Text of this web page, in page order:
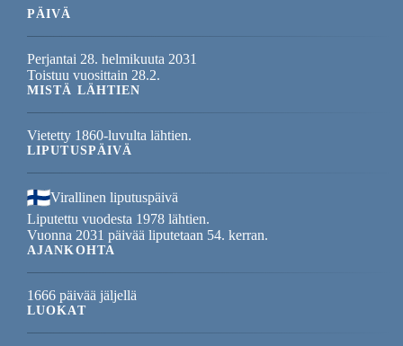
PÄIVÄ
Perjantai 28. helmikuuta 2031
Toistuu vuosittain 28.2.
MISTÄ LÄHTIEN
Vietetty 1860-luvulta lähtien.
LIPUTUSPÄIVÄ
Virallinen liputuspäivä
Liputettu vuodesta 1978 lähtien.
Vuonna 2031 päivää liputetaan 54. kerran.
AJANKOHTA
1666 päivää jäljellä
LUOKAT